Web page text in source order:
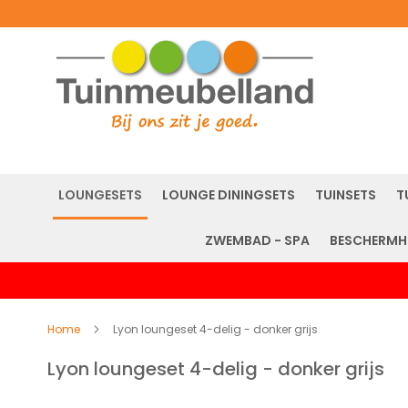
LOUNGESETS LOUNGE DININGSETS TUINSETS
ZWEMBAD - SPA
Home Lyon loungeset 4-delig - donker grijs
Lyon loungeset 4-delig - donker grijs